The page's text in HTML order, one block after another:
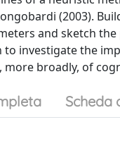
(2003).
and sketch
investigate the
broadly, of
Scheda